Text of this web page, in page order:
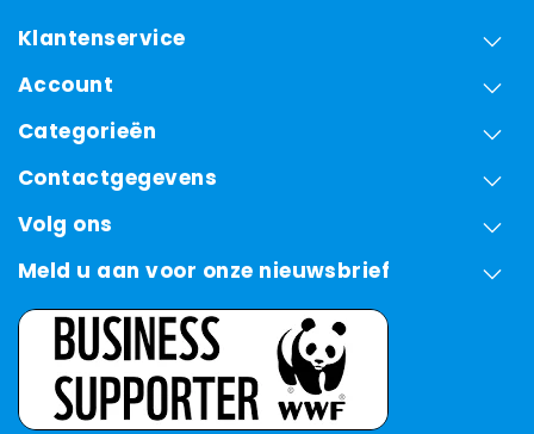
Klantenservice
Account
Categorieën
Contactgegevens
Volg ons
Meld u aan voor onze nieuwsbrief